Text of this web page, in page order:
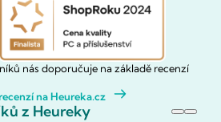
nás doporučuje na základě recenzí
na Heureka.cz
z Heureky